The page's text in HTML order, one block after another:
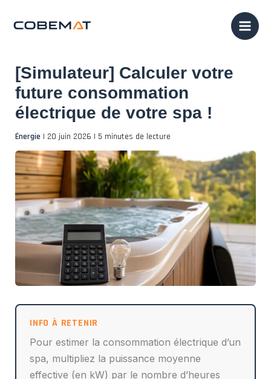
[Simulateur] Calculer votre
future consommation
électrique de votre spa !
Énergie | 20 juin 2026 | 5 minutes de lecture
Pour estimer la consommation électrique d’un
spa, multipliez la puissance moyenne
effective (en kW) par le nombre d’heures